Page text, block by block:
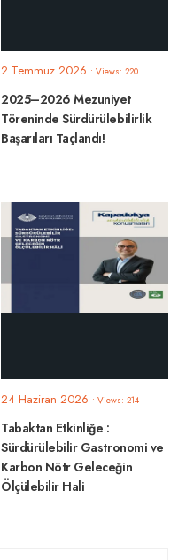
2 Temmuz 2026 • Views: 220
2025–2026 Mezuniyet
Töreninde Sürdürülebilirlik
Başarıları Taçlandı!
24 Haziran 2026 • Views: 214
Tabaktan Etkinliğe :
Sürdürülebilir Gastronomi ve
Karbon Nötr Geleceğin
Ölçülebilir Hali